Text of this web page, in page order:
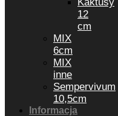
12
cm
MIX
6cm
MIX
inne
Sempervivum
10,5cm
Informacja